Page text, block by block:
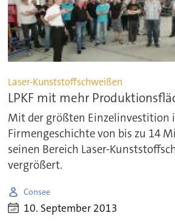
Laser-Kunststoffschweißen
LPKF mit mehr
Mit der größten Einzelinvestition
Firmengeschichte von bis zu 14
seinen Bereich Laser-
vergrößert.
Consee
10. September 2013